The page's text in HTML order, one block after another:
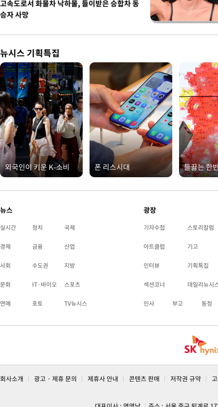
고속도로서 화물차 낙하물, 들이받은 승합차 동
승자 사망
뉴시스 기획특집
외국인이 키운 K-소비 폰 리스시대 들끓는 한
뉴스
실시간 정치 국제
경제 금융 산업
사회 수도권 지방
문화 IT·바이오 스포츠
연예 포토 TV뉴시스
광장
기자수첩 스토리칼럼
아트클럽 기고
인터뷰 기획특집
섹션코너 데일리뉴시
인사 부고 동정
회사소개 광고 · 제휴 문의 제휴사 안내 콘텐츠 판매 저작권 규약